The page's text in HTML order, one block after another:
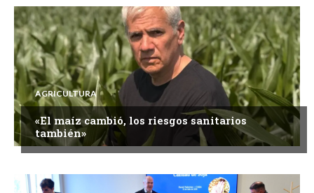
AGRICULTURA
«El maíz cambió, los riesgos sanitarios
también»